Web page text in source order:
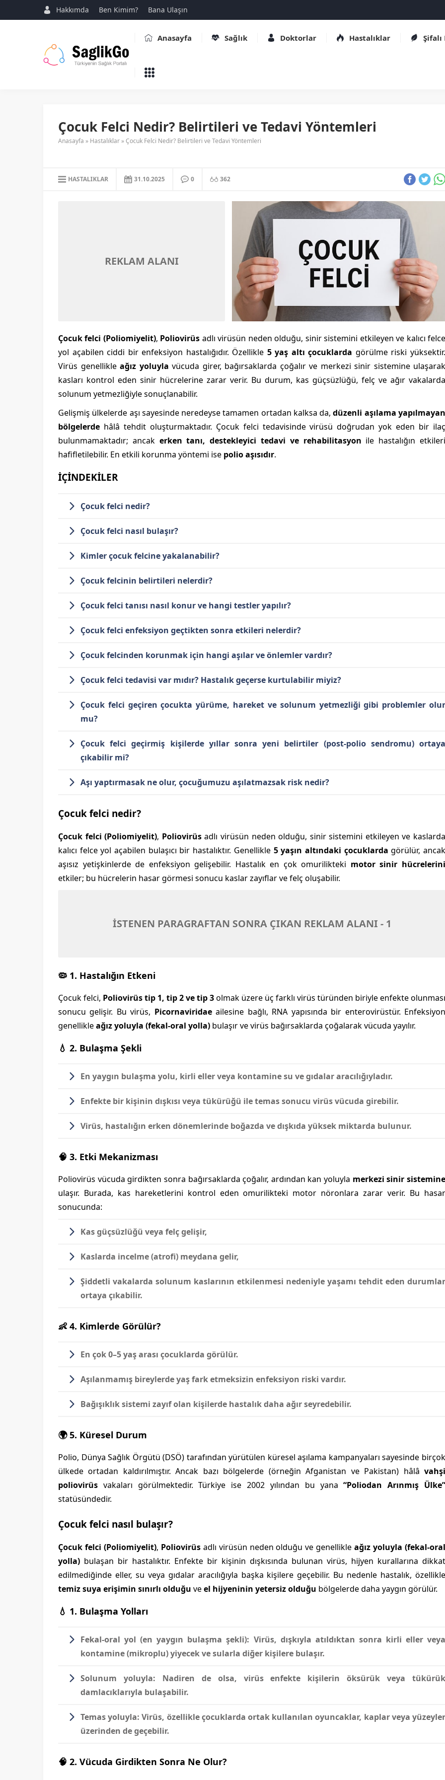
Hakkımda Ben Kimim? Bana Ulaşın
Anasayfa Sağlık Doktorlar Hastalıklar
Çocuk Felci Nedir? Belirtileri ve Tedavi Yöntemleri
Anasayfa » Hastalıklar»Çocuk Felci Nedir? Belirtileri ve Tedavi Yöntemleri
HASTALIKLAR 31.10.2025 0 362
REKLAM ALANI
Çocuk felci (Poliomiyelit), Poliovirüs adlı virüsün neden olduğu, sinir sistemini etkileyen ve kalıcı
yol açabilen ciddi bir enfeksiyon hastalığıdır. Özellikle 5 yaş altı çocuklarda görülme riski
Virüs genellikle ağız yoluyla vücuda girer, bağırsaklarda çoğalır ve merkezi sinir sistemine ulaşarak
kasları kontrol eden sinir hücrelerine zarar verir. Bu durum, kas güçsüzlüğü, felç ve ağır vakalarda
solunum yetmezliğiyle sonuçlanabilir.
Gelişmiş ülkelerde aşı sayesinde neredeyse tamamen ortadan kalksa da,düzenli aşılama
bölgelerde hâlâ tehdit oluşturmaktadır. Çocuk felci tedavisinde virüsü doğrudan yok eden bir ilaç
bulunmamaktadır; ancak erken tanı, destekleyici tedavi ve rehabilitasyon ile hastalığın
hafifletilebilir. En etkili korunma yöntemi ise polio aşısıdır.
İÇİNDEKİLER
Çocuk felci nedir?
Çocuk felci nasıl bulaşır?
Kimler çocuk felcine yakalanabilir?
Çocuk felcinin belirtileri nelerdir?
Çocuk felci tanısı nasıl konur ve hangi testler yapılır?
Çocuk felci enfeksiyon geçtikten sonra etkileri nelerdir?
Çocuk felcinden korunmak için hangi aşılar ve önlemler vardır?
Çocuk felci tedavisi var mıdır? Hastalık geçerse kurtulabilir miyiz?
Çocuk felci geçiren çocukta yürüme, hareket ve solunum yetmezliği gibi problemler olur
mu?
Çocuk felci geçirmiş kişilerde yıllar sonra yeni belirtiler (post-polio sendromu) ortaya
çıkabilir mi?
Aşı yaptırmasak ne olur, çocuğumuzu aşılatmazsak risk nedir?
Çocuk felci nedir?
Çocuk felci (Poliomiyelit), Poliovirüsadlı virüsün neden olduğu, sinir sistemini etkileyen ve
kalıcı felce yol açabilen bulaşıcı bir hastalıktır. Genellikle 5 yaşın altındaki çocuklarda görülür,
aşısız yetişkinlerde de enfeksiyon gelişebilir. Hastalık en çok omurilikteki motor sinir
etkiler; bu hücrelerin hasar görmesi sonucu kaslar zayıflar ve felç oluşabilir.
İSTENEN PARAGRAFTAN SONRA ÇIKAN REKLAM ALANI - 1
🦠 1. Hastalığın Etkeni
Çocuk felci, Poliovirüs tip 1, tip 2 ve tip 3olmak üzere üç farklı virüs türünden biriyle enfekte olunması
sonucu gelişir. Bu virüs, Picornaviridaeailesine bağlı, RNA yapısında bir enterovirüstür.
genellikleağız yoluyla (fekal-oral yolla) bulaşır ve virüs bağırsaklarda çoğalarak vücuda yayılır.
💧 2. Bulaşma Şekli
En yaygın bulaşma yolu, kirli eller veya kontamine su ve gıdalararacılığıyladır.
Enfekte bir kişinin dışkısı veya tükürüğü ile temas sonucu virüs vücuda girebilir.
Virüs, hastalığın erken dönemlerinde boğazda ve dışkıda yüksek miktarda bulunur.
🧠 3. Etki Mekanizması
Poliovirüs vücuda girdikten sonra bağırsaklarda çoğalır, ardından kan yoluyla merkezi sinir
ulaşır. Burada, kas hareketlerini kontrol eden omurilikteki motor nöronlara zarar verir. Bu hasar
sonucunda:
Kas güçsüzlüğü veya felç gelişir,
Kaslarda incelme (atrofi) meydana gelir,
Şiddetli vakalarda solunum kaslarının etkilenmesi nedeniyle yaşamı tehdit eden durumlar
ortaya çıkabilir.
👶 4. Kimlerde Görülür?
En çok0–5 yaş arası çocuklarda görülür.
Aşılanmamış bireylerde yaş fark etmeksizin enfeksiyon riski vardır.
Bağışıklık sistemi zayıf olan kişilerde hastalık daha ağır seyredebilir.
🌍 5. Küresel Durum
Polio, Dünya Sağlık Örgütü (DSÖ) tarafından yürütülen küresel aşılama kampanyaları sayesinde birçok
ülkede ortadan kaldırılmıştır. Ancak bazı bölgelerde (örneğin Afganistan ve Pakistan) hâlâ vahşi
poliovirüs vakaları görülmektedir. Türkiye ise 2002 yılından bu yana“Poliodan Arınmış
statüsündedir.
Çocuk felci nasıl bulaşır?
Çocuk felci (Poliomiyelit), Poliovirüsadlı virüsün neden olduğu ve genellikleağız yoluyla (fekal-
yolla) bulaşan bir hastalıktır. Enfekte bir kişinin dışkısında bulunan virüs, hijyen kurallarına dikkat
edilmediğinde eller, su veya gıdalar aracılığıyla başka kişilere geçebilir. Bu nedenle hastalık, özellikle
temiz suya erişimin sınırlı olduğu veel hijyeninin yetersiz olduğu bölgelerde daha yaygın görülür.
💧 1. Bulaşma Yolları
Fekal-oral yol (en yaygın bulaşma şekli): Virüs, dışkıyla atıldıktan sonra kirli eller
kontamine (mikroplu) yiyecek ve sularla diğer kişilere bulaşır.
Solunum yoluyla: Nadiren de olsa, virüs enfekte kişilerin öksürük veya
damlacıklarıyla bulaşabilir.
Temas yoluyla: Virüs, özellikle çocuklarda ortak kullanılan oyuncaklar, kaplar veya
üzerinden de geçebilir.
🧠 2. Vücuda Girdikten Sonra Ne Olur?